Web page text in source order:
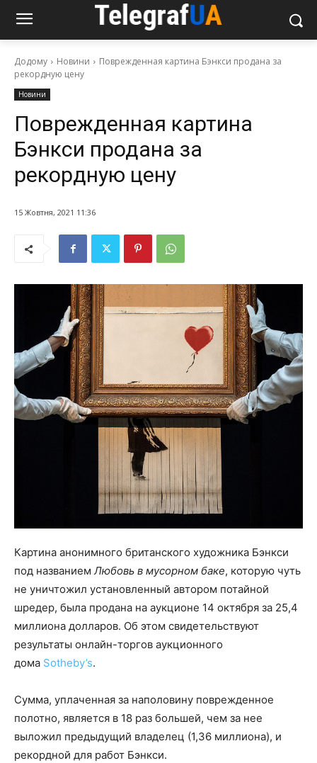
Додому Новини
Поврежденная картина Бэнкси продана за
рекордную цену
Новини
Поврежденная картина
Бэнкси продана за
рекордную цену
15 Жовтня, 2021 11:36
Картина анонимного британского художника Бэнкси
под названиемЛюбовь в мусорном баке, которую чуть
не уничтожил установленный автором потайной
шредер, была продана на аукционе 14 октября за 25,4
миллиона долларов. Об этом свидетельствуют
результаты онлайн-торгов аукционного
дома Sotheby’s.
Сумма, уплаченная за наполовину поврежденное
полотно, является в 18 раз большей, чем за нее
выложил предыдущий владелец (1,36 миллиона), и
рекордной для работ Бэнкси.